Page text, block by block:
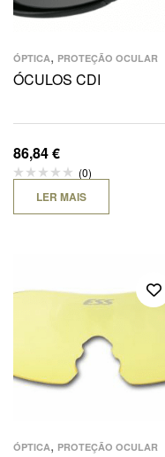
ÓPTICA, PROTEÇÃO OCULAR
ÓCULOS CDI
86,84€
(0)
LER MAIS
ÓPTICA, PROTEÇÃO OCULAR